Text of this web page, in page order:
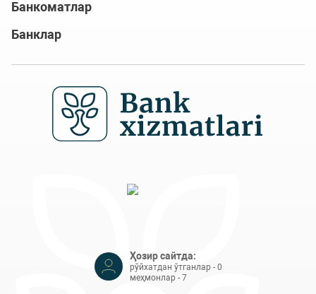
Банкоматлар
Банклар
Ҳозир сайтда:
рўйхатдан ўтганлар - 0
меҳмонлар - 7